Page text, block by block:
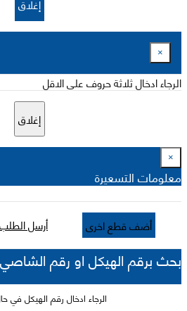
إغلاق
×
الرجاء ادخال ثلاثة حروف على الاقل
إغلاق
×
معلومات التسعيرة
أضف قطع اخرى أرسل الطلب
بحث برقم الهيكل او رقم الشاصي
الرجاء ادخال رقم الهيكل في